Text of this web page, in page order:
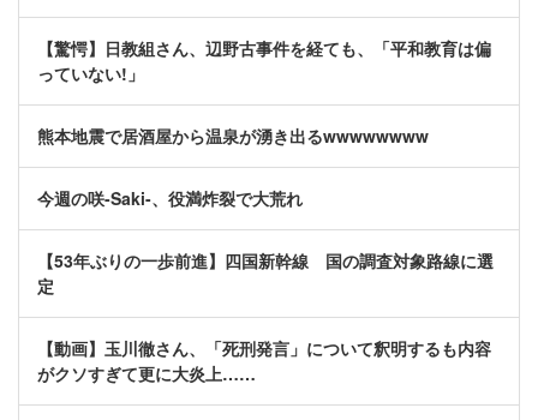
【驚愕】日教組さん、辺野古事件を経ても、「平和教育は偏
っていない!」
熊本地震で居酒屋から温泉が湧き出るwwwwwwww
今週の咲-Saki-、役満炸裂で大荒れ
【53年ぶりの一歩前進】四国新幹線 国の調査対象路線に選
定
【動画】玉川徹さん、「死刑発言」について釈明するも内容
がクソすぎて更に大炎上……